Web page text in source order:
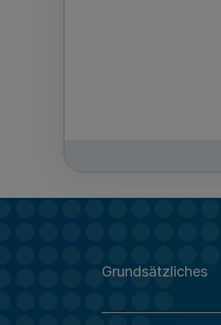
Grundsätzliches